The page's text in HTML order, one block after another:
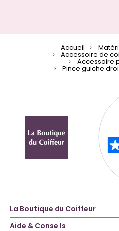
Accueil
Accessoire de
Accessoire
Pince guiche
La Boutique du Coiffeur
Aide & Conseils